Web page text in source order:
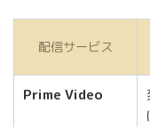
配信サービス
Prime Video